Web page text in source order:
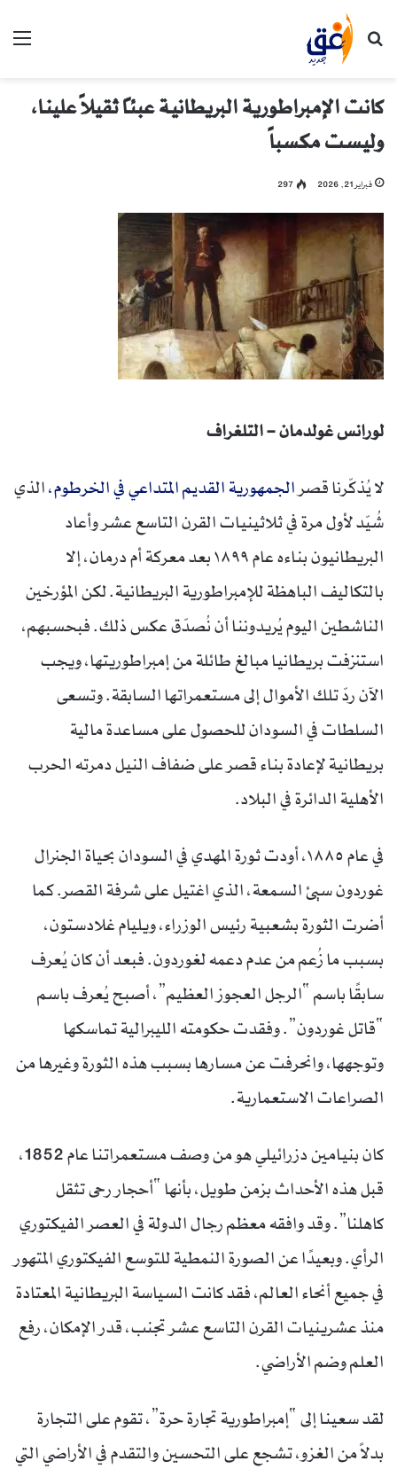
بحث عن
كانت الإمبراطورية البريطانية عبئاً ثقيلاً علينا،
وليست مكسباً
فبراير 21, 2026 297
لورانس غولدمان – التلغراف
لا يُذكّرنا قصر الجمهورية القديم المتداعي في الخرطوم، الذي
شُيّد لأول مرة في ثلاثينيات القرن التاسع عشر وأعاد
البريطانيون بناءه عام ١٨٩٩ بعد معركة أم درمان، إلا
بالتكاليف الباهظة للإمبراطورية البريطانية. لكن المؤرخين
الناشطين اليوم يُريدوننا أن نُصدّق عكس ذلك. فبحسبهم،
استنزفت بريطانيا مبالغ طائلة من إمبراطوريتها، ويجب
الآن ردّ تلك الأموال إلى مستعمراتها السابقة. وتسعى
السلطات في السودان للحصول على مساعدة مالية
بريطانية لإعادة بناء قصر على ضفاف النيل دمرته الحرب
الأهلية الدائرة في البلاد.
في عام ١٨٨٥، أودت ثورة المهدي في السودان بحياة الجنرال
غوردون سيئ السمعة، الذي اغتيل على شرفة القصر. كما
أضرت الثورة بشعبية رئيس الوزراء، ويليام غلادستون،
بسبب ما زُعم من عدم دعمه لغوردون. فبعد أن كان يُعرف
سابقًا باسم “الرجل العجوز العظيم”، أصبح يُعرف باسم
“قاتل غوردون”. وفقدت حكومته الليبرالية تماسكها
وتوجهها، وانحرفت عن مسارها بسبب هذه الثورة وغيرها من
الصراعات الاستعمارية.
كان بنيامين دزرائيلي هو من وصف مستعمراتنا عام 1852،
قبل هذه الأحداث بزمن طويل، بأنها “أحجار رحى تثقل
كاهلنا”. وقد وافقه معظم رجال الدولة في العصر الفيكتوري
الرأي. وبعيدًا عن الصورة النمطية للتوسع الفيكتوري المتهور
في جميع أنحاء العالم، فقد كانت السياسة البريطانية المعتادة
منذ عشرينيات القرن التاسع عشر تجنب، قدر الإمكان، رفع
العلم وضم الأراضي.
لقد سعينا إلى “إمبراطورية تجارة حرة”، تقوم على التجارة
بدلاً من الغزو، تشجع على التحسين والتقدم في الأراضي التي